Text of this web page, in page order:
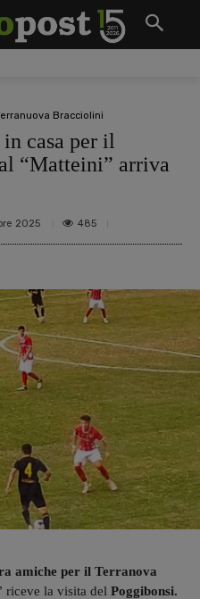
Bracciolini
casa per il
“Matteini” arriva
2025 485
amiche per il Terranova
riceve la visita del Poggibonsi.